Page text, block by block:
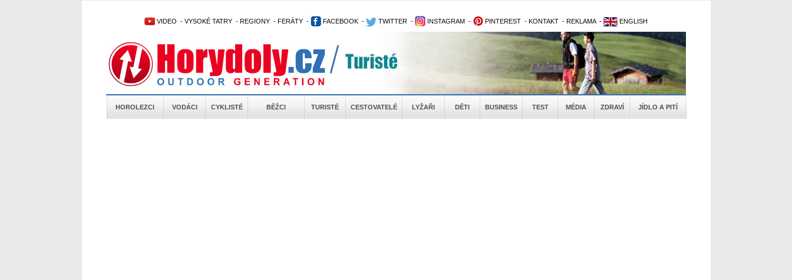
VIDEO - VYSOKÉ TATRY - REGIONY - FERÁTY - FACEBOOK - TWITTER - INSTAGRAM - PINTEREST - KONTAKT - REKLAMA - ENGLISH
HOROLEZCI VODÁCI CYKLISTÉ BĚŽCI TURISTÉ CESTOVATELÉ LYŽAŘI DĚTI BUSINESS TEST MÉDIA ZDRAVÍ JÍDLO A PITÍ